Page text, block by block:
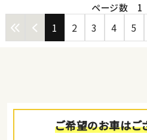
ページ数 1
1 2 3 4 5
ご希望のお車はご